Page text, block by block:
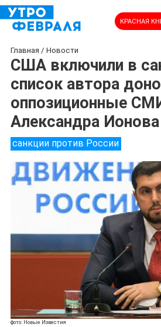
КРАСНАЯ
Главная / Новости
США включили в
список автора
оппозиционные
Александра Ионова
санкции против России
фото: Новые Известия